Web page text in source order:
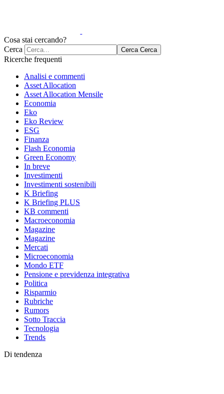
Cosa stai cercando?
Cerca
Cerca Cerca
Ricerche frequenti
Analisi e commenti
Asset Allocation
Asset Allocation Mensile
Economia
Eko
Eko Review
ESG
Finanza
Flash Economia
Green Economy
In breve
Investimenti
Investimenti sostenibili
K Briefing
K Briefing PLUS
KB commenti
Macroeconomia
Magazine
Magazine
Mercati
Microeconomia
Mondo ETF
Pensione e previdenza integrativa
Politica
Risparmio
Rubriche
Rumors
Sotto Traccia
Tecnologia
Trends
Di tendenza